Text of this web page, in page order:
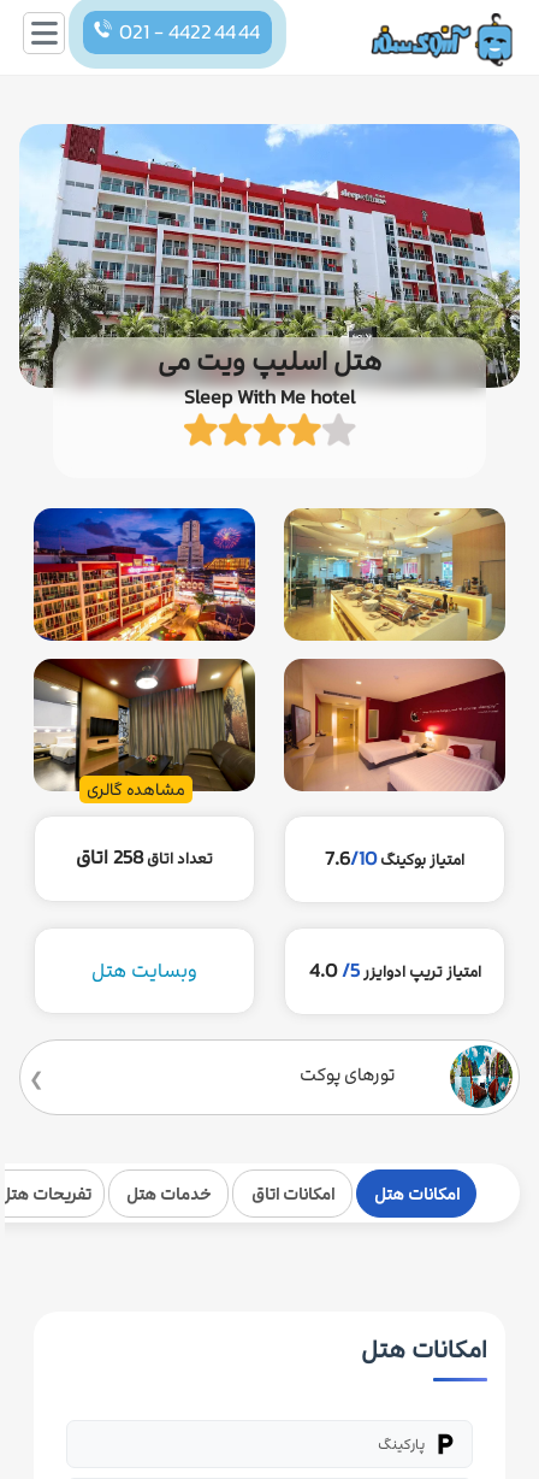
021 - 4422 44 44
هتل اسلیپ ویت می
Sleep With Me hotel
مشاهده گالری
امتیاز بوکینگ 7.6/10 تعداد اتاق258 اتاق
امتیاز تریپ ادوایزر5/
4.0 وبسایت هتل
تورهای پوکت
امکانات هتل امکانات اتاق خدمات هتل تفریحات
امکانات هتل
local_parking پارکینگ